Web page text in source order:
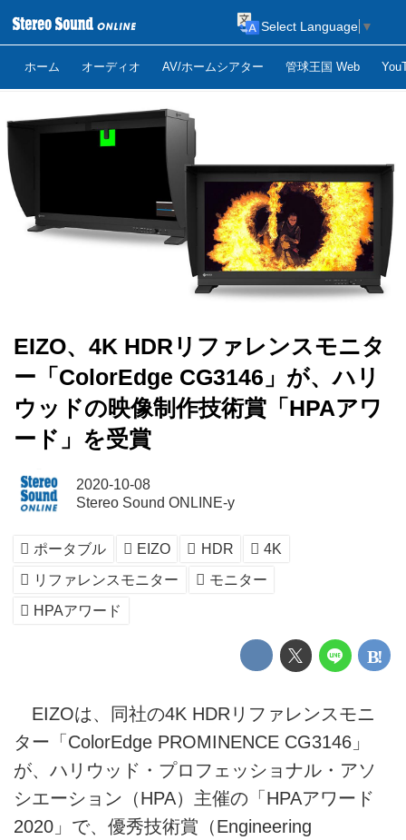
ホーム オーディオ AV/ホームシアター 管球王国 Web
Select Language ▼
EIZO、4K HDRリファレンスモニタ
ー「ColorEdge CG3146」が、ハリ
ウッドの映像制作技術賞「HPAアワ
ード」を受賞
2020-10-08
Stereo Sound ONLINE-y
ポータブル EIZO HDR
4K
リファレンスモニター
モニター
HPAアワード
EIZOは、同社の4K HDRリファレンスモニ
ター「ColorEdge PROMINENCE CG3146」
が、ハリウッド・プロフェッショナル・アソ
シエーション（HPA）主催の「HPAアワード
2020」で、優秀技術賞（Engineering